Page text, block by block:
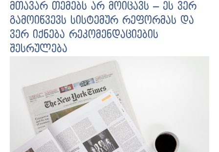
მთავარ თემებს არ მოიცავს – ეს ვერ
გამოიწვევს სისტემურ რეფორმას და
ვერ იქნება რეკომენდაციების
შესრულება